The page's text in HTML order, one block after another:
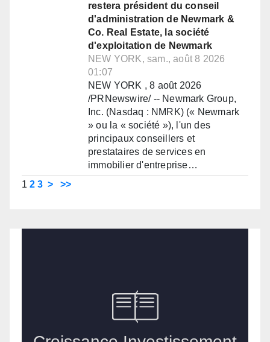
restera président du conseil
d'administration de Newmark &
Co. Real Estate, la société
d'exploitation de Newmark
NEW YORK, sam., août 8 2026
01:07
NEW YORK , 8 août 2026
/PRNewswire/ -- Newmark Group,
Inc. (Nasdaq : NMRK) (« Newmark
» ou la « société »), l'un des
principaux conseillers et
prestataires de services en
immobilier d'entreprise…
1 2 3 > >>